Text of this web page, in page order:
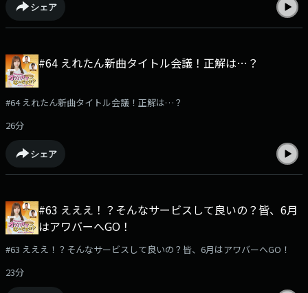
シェア
#64 えれたん新曲タイトル会議！正解は…？
#64 えれたん新曲タイトル会議！正解は…？
26分
シェア
#63 えええ！？そんなサービスして良いの？皆、6月
はアワバーへGO！
#63 えええ！？そんなサービスして良いの？皆、6月はアワバーへGO！
23分